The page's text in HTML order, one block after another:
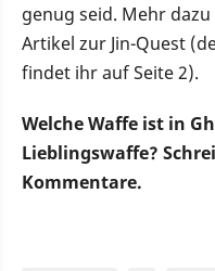
genug seid. Mehr
Artikel zur Jin-Quest
findet ihr auf Seite 2).
Welche Waffe ist in
Lieblingswaffe?
Kommentare.